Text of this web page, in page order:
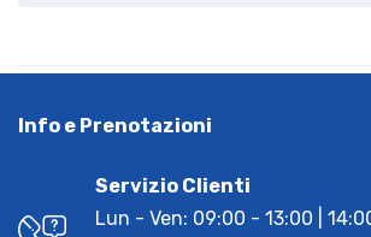
Info e Prenotazioni
Servizio Clienti
Lun - Ven: 09:00 - 13:00 |